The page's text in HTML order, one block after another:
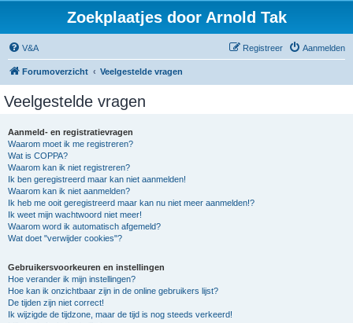
Zoekplaatjes door Arnold Tak
V&A Aanmelden
Registreer
Forumoverzicht Veelgestelde vragen
Veelgestelde vragen
Aanmeld- en registratievragen
Waarom moet ik me registreren?
Wat is COPPA?
Waarom kan ik niet registreren?
Ik ben geregistreerd maar kan niet aanmelden!
Waarom kan ik niet aanmelden?
Ik heb me ooit geregistreerd maar kan nu niet meer aanmelden!?
Ik weet mijn wachtwoord niet meer!
Waarom word ik automatisch afgemeld?
Wat doet "verwijder cookies"?
Gebruikersvoorkeuren en instellingen
Hoe verander ik mijn instellingen?
Hoe kan ik onzichtbaar zijn in de online gebruikers lijst?
De tijden zijn niet correct!
Ik wijzigde de tijdzone, maar de tijd is nog steeds verkeerd!